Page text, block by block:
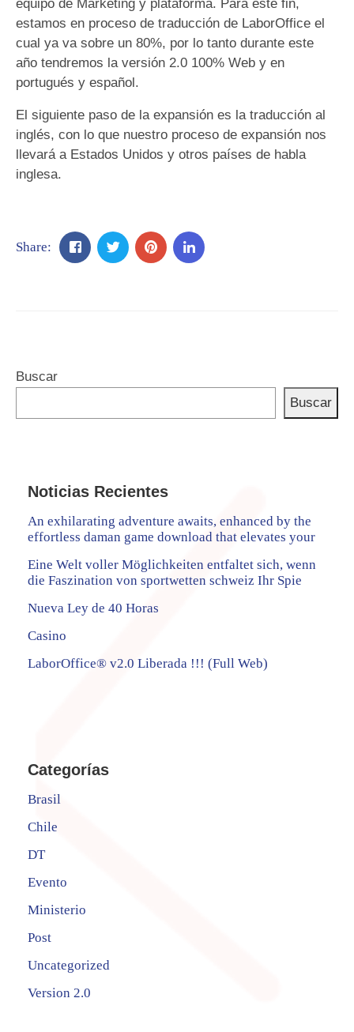
equipo de Marketing y plataforma. Para este fin,
estamos en proceso de traducción de LaborOffice el
cual ya va sobre un 80%, por lo tanto durante este
año tendremos la versión 2.0 100% Web y en
portugués y español.
El siguiente paso de la expansión es la traducción al
inglés, con lo que nuestro proceso de expansión nos
llevará a Estados Unidos y otros países de habla
inglesa.
Share:
Buscar
Buscar
Noticias Recientes
An exhilarating adventure awaits, enhanced by the
effortless daman game download that elevates your
Eine Welt voller Möglichkeiten entfaltet sich, wenn
die Faszination von sportwetten schweiz Ihr Spie
Nueva Ley de 40 Horas
Casino
LaborOffice® v2.0 Liberada !!! (Full Web)
Categorías
Brasil
Chile
DT
Evento
Ministerio
Post
Uncategorized
Version 2.0